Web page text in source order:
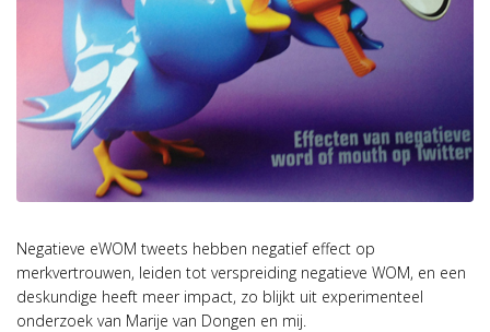
Negatieve eWOM tweets hebben negatief effect op
merkvertrouwen, leiden tot verspreiding negatieve WOM, en een
deskundige heeft meer impact, zo blijkt uit experimenteel
onderzoek van Marije van Dongen en mij.